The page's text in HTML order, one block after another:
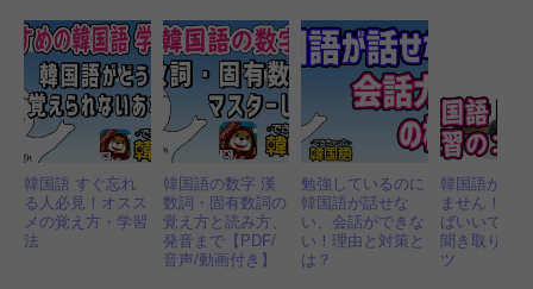
韓国語 すぐ忘れ
る人必見！オスス
メの覚え方・学習
法
韓国語の数字 漢
数詞・固有数詞の
覚え方と読み方、
発音まで【PDF/
音声/動画付き】
勉強しているのに
韓国語が話せな
い、会話ができな
い！理由と対策と
は？
韓国語が聞
ません！ど
ばいいです
聞き取り練
ツ